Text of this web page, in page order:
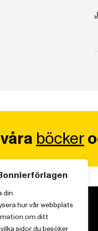
din
hur vår webbplats
om ditt
sidor du besöker
böcker